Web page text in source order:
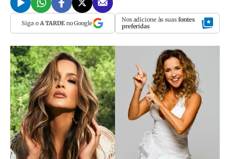
Siga o A TARDEno Google Nos adicione às suas fontes
preferidas